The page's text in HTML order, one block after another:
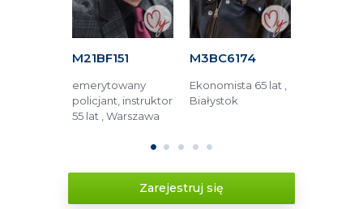
M21BF151
emerytowany
policjant, instruktor
55 lat , Warszawa
M3BC6174
Ekonomista 65 lat ,
Białystok
1 2 3 4 5
Zarejestruj się